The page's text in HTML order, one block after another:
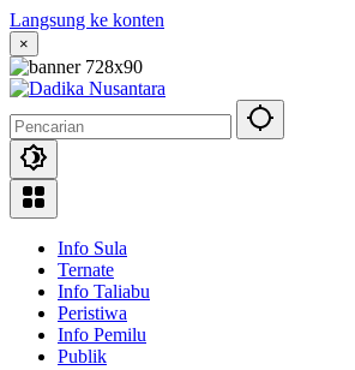
Langsung ke konten
×
Info Sula
Ternate
Info Taliabu
Peristiwa
Info Pemilu
Publik